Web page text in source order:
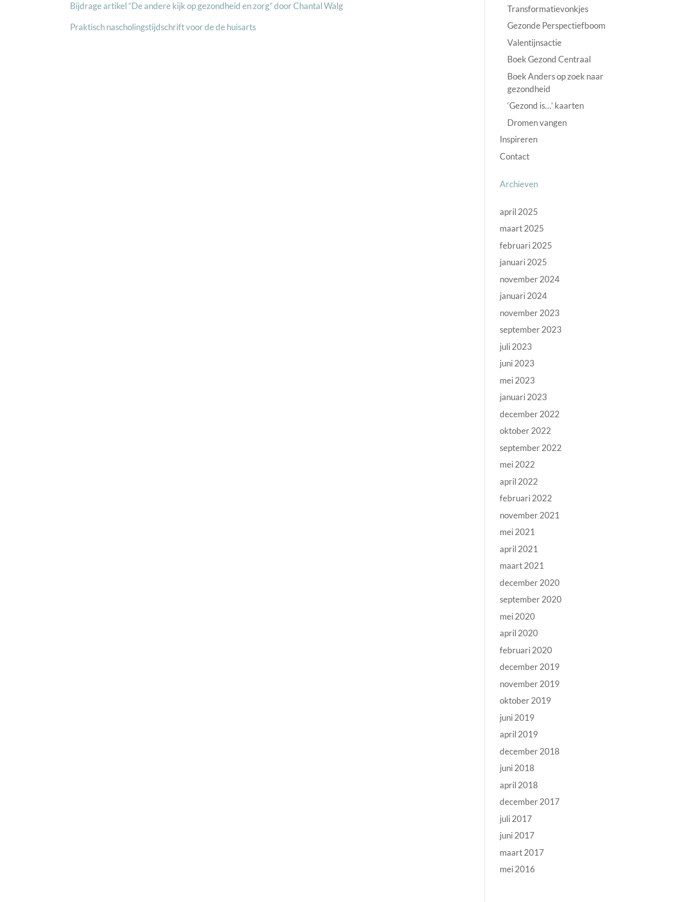
Bijdrage artikel “De andere kijk op gezondheid en zorg” door Chantal Walg
Praktisch nascholingstijdschrift voor de de huisarts
Transformatievonkjes
Gezonde Perspectiefboom
Valentijnsactie
Boek Gezond Centraal
Boek Anders op zoek naar
gezondheid
‘Gezond is…’ kaarten
Dromen vangen
Inspireren
Contact
Archieven
april 2025
maart 2025
februari 2025
januari 2025
november 2024
januari 2024
november 2023
september 2023
juli 2023
juni 2023
mei 2023
januari 2023
december 2022
oktober 2022
september 2022
mei 2022
april 2022
februari 2022
november 2021
mei 2021
april 2021
maart 2021
december 2020
september 2020
mei 2020
april 2020
februari 2020
december 2019
november 2019
oktober 2019
juni 2019
april 2019
december 2018
juni 2018
april 2018
december 2017
juli 2017
juni 2017
maart 2017
mei 2016